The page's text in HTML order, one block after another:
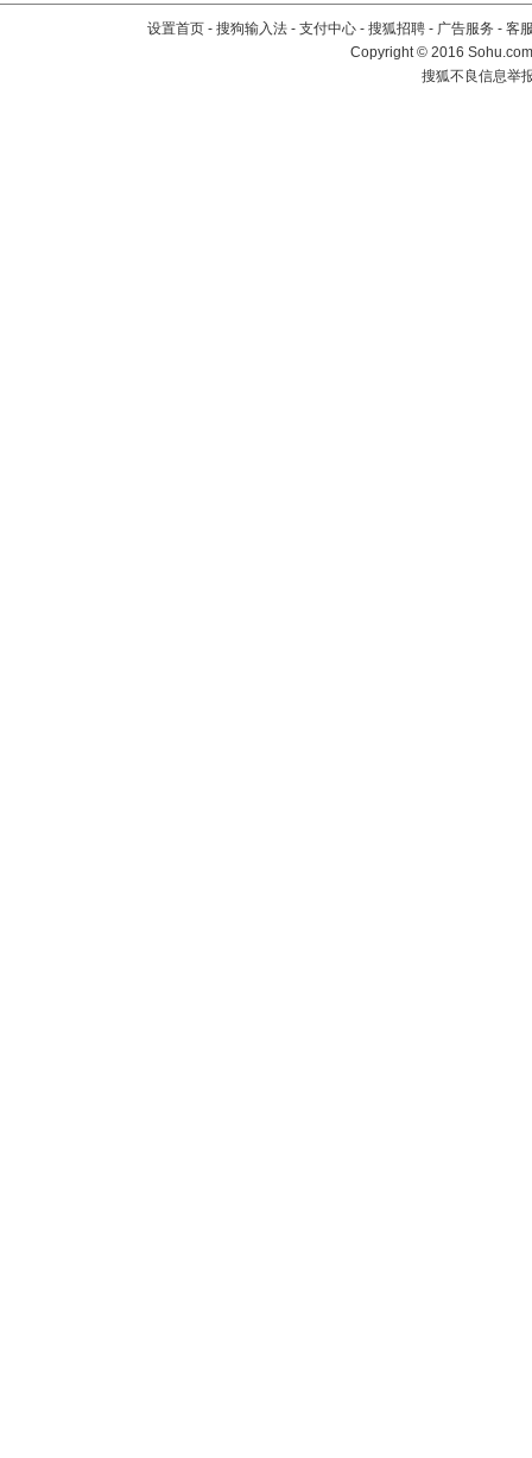
设置首页 - 搜狗输入法 - 支付中心 - 搜狐招聘 - 广告服务 - 客
Copyright©2016
搜狐不良信息举